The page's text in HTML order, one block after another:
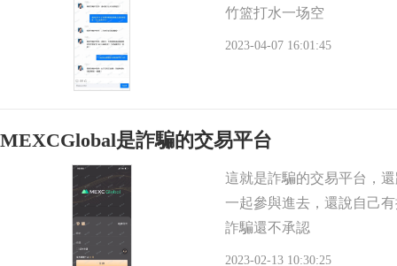
竹篮打水一场空
2023-04-07 16:01:45
MEXCGlobal是詐騙的交易平台
這就是詐騙的交易平台，
一起參與進去，還說自己
詐騙還不承認
2023-02-13 10:30:25